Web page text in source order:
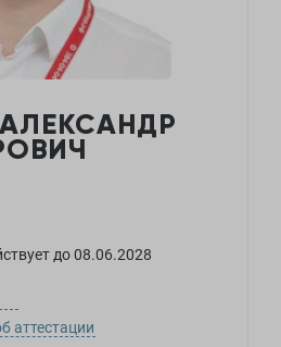
до08.06.2028
аттестации